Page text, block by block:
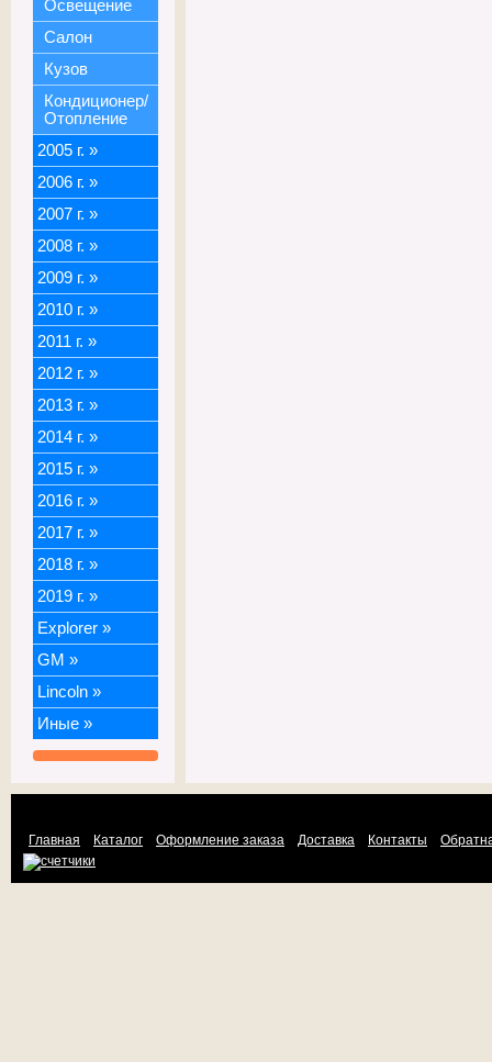
Освещение
Салон
Кузов
Кондиционер/
Отопление
2005 г. »
2006 г. »
2007 г. »
2008 г. »
2009 г. »
2010 г. »
2011 г. »
2012 г. »
2013 г. »
2014 г. »
2015 г. »
2016 г. »
2017 г. »
2018 г. »
2019 г. »
Explorer »
GM »
Lincoln »
Иные »
Главная Каталог Оформление заказа Доставка Контакты